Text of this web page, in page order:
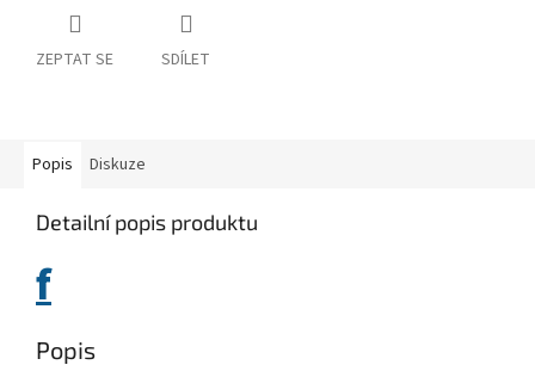
ZEPTAT SE SDÍLET
Popis Diskuze
Detailní popis produktu
f
Popis